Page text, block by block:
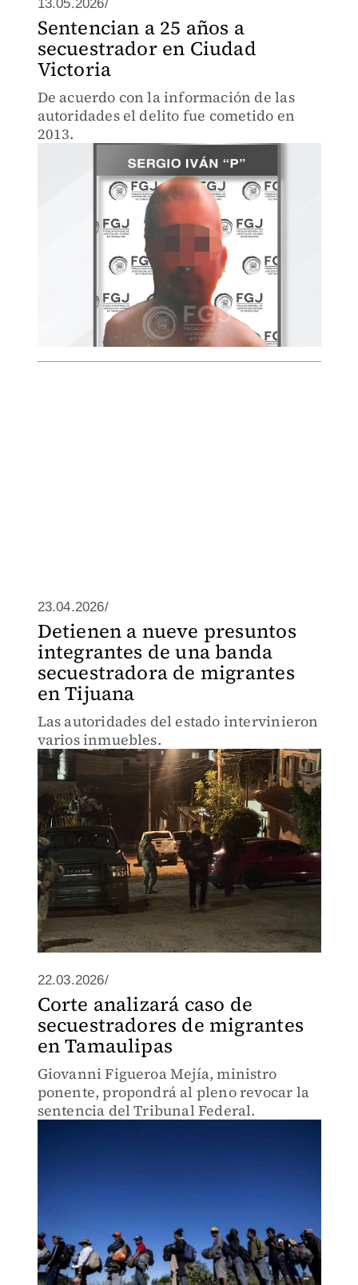
13.05.2026/
Sentencian a 25 años a
secuestrador en Ciudad
Victoria
De acuerdo con la información de las
autoridades el delito fue cometido en
2013.
23.04.2026/
Detienen a nueve presuntos
integrantes de una banda
secuestradora de migrantes
en Tijuana
Las autoridades del estado intervinieron
varios inmuebles.
22.03.2026/
Corte analizará caso de
secuestradores de migrantes
en Tamaulipas
Giovanni Figueroa Mejía, ministro
ponente, propondrá al pleno revocar la
sentencia del Tribunal Federal.